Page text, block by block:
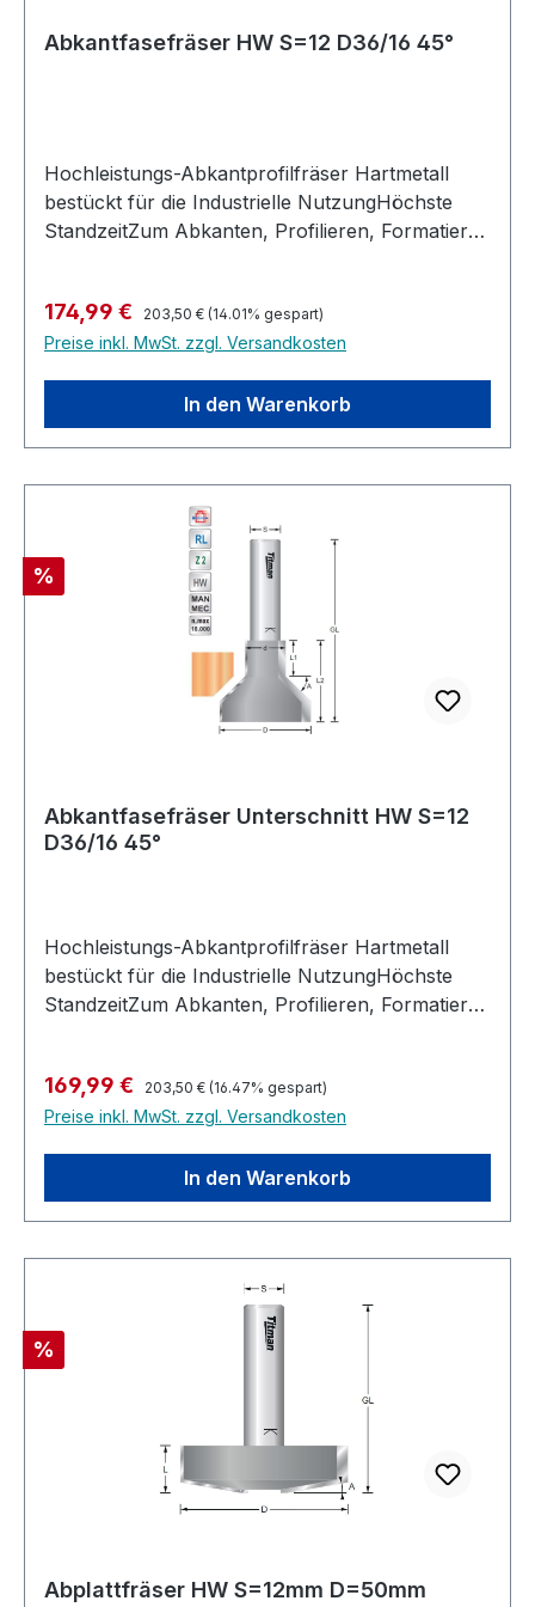
Abkantfasefräser HW S=12 D36/16 45°
Hochleistungs-Abkantprofilfräser Hartmetall
bestückt für die Industrielle NutzungHöchste
StandzeitZum Abkanten, Profilieren, Formatieren
orschub Industriequalität, höchste
AusführungGeeignet für alle Holzsorten, im
besonderen Harthölzer, MDF, Multiplex, bedingt
auch in Kunststoffe und belegte
Materialien.Abkantprofilfräser HW Z=2Maximal
Verkaufspreis:
174,99 € Regulärer Preis:
203,50 € (14.01% gespart)
Preise inkl. MwSt. zzgl. Versandkosten
In den Warenkorb
Rabatt
%
Abkantfasefräser Unterschnitt HW S=12
D36/16 45°
Hochleistungs-Abkantprofilfräser Hartmetall
bestückt für die Industrielle NutzungHöchste
StandzeitZum Abkanten, Profilieren, Formatieren
orschub Industriequalität, höchste
AusführungGeeignet für alle Holzsorten, im
besonderen Harthölzer, MDF, Multiplex, bedingt
auch in Kunststoffe und belegte
Materialien.Abkantprofilfräser HW Z=2Maximal
Verkaufspreis:
169,99 € Regulärer Preis:
203,50 € (16.47% gespart)
Preise inkl. MwSt. zzgl. Versandkosten
In den Warenkorb
Rabatt
%
Abplattfräser HW S=12mm D=50mm